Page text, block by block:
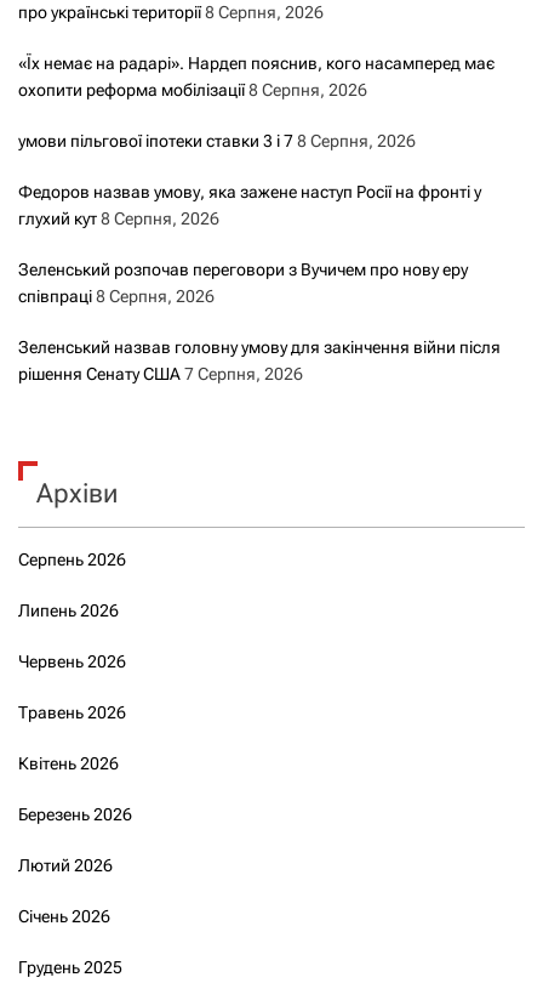
про українські території8 Серпня, 2026
«Їх немає на радарі». Нардеп пояснив, кого насамперед має
охопити реформа мобілізації8 Серпня, 2026
умови пільгової іпотеки ставки 3 і 78 Серпня, 2026
Федоров назвав умову, яка зажене наступ Росії на фронті у
глухий кут8 Серпня, 2026
Зеленський розпочав переговори з Вучичем про нову еру
співпраці8 Серпня, 2026
Зеленський назвав головну умову для закінчення війни після
рішення Сенату США7 Серпня, 2026
Архіви
Серпень 2026
Липень 2026
Червень 2026
Травень 2026
Квітень 2026
Березень 2026
Лютий 2026
Січень 2026
Грудень 2025